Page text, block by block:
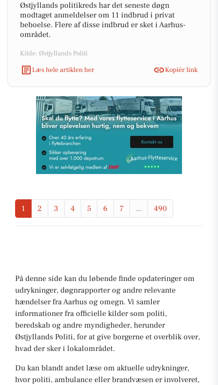
Østjyllands politikreds har det seneste døgn
modtaget anmeldelser om 11 indbrud i privat
beboelse. Flere af disse indbrud er sket i Aarhus-
området.
Kilde: Østjyllands Politi
Læs hele artiklen her
Kopiér link
1 2 3 4 5 6 7 ... 490
På denne side kan du løbende finde opdateringer om
udrykninger, døgnrapporter og andre relevante
hændelser fra Aarhus og omegn. Vi samler
informationer fra officielle kilder som politi,
beredskab og andre myndigheder, herunder
Østjyllands Politi, for at give borgerne et overblik over,
hvad der sker i lokalområdet.
Du kan blandt andet læse om aktuelle udrykninger,
hvor politi, ambulance eller brandvæsen er involveret,